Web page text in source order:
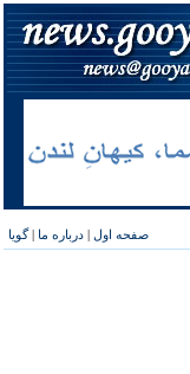
صفحه اول | درباره ما |گویا